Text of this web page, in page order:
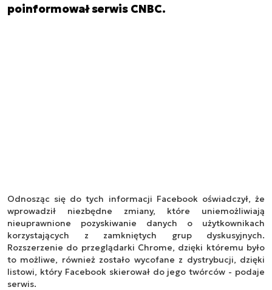
poinformował serwis CNBC.
Odnosząc się do tych informacji Facebook oświadczył, że
wprowadził niezbędne zmiany, które uniemożliwiają
nieuprawnione pozyskiwanie danych o użytkownikach
korzystających z zamkniętych grup dyskusyjnych.
Rozszerzenie do przeglądarki Chrome, dzięki któremu było
to możliwe, również zostało wycofane z dystrybucji, dzięki
listowi, który Facebook skierował do jego twórców - podaje
serwis.